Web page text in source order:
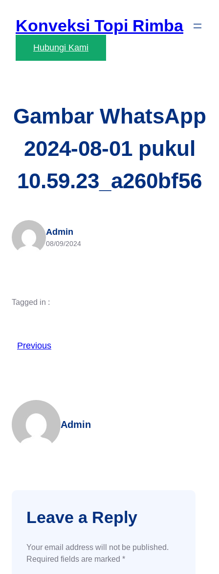
content
Konveksi Topi Rimba
Hubungi Kami
Gambar WhatsApp
2024-08-01 pukul
10.59.23_a260bf56
Admin
08/09/2024
Tagged in :
Previous
Admin
Leave a Reply
Your email address will not be published.
Required fields are marked *